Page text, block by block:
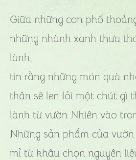
Giữa những con phố
những nhành xanh thưa
lành,
tin rằng những món quà
thân sẽ len lỏi một chút gì
lành từ vườn Nhiên vào
Những sản phẩm của
mỉ từ khâu chọn nguyên